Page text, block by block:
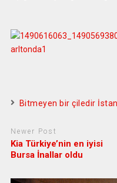
Bitmeyen bir çiledir
Newer Post
Kia Türkiye’nin en iyisi
Bursa İnallar oldu